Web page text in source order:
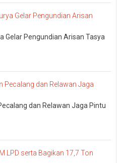
Semangat
“KANTI
Starts
Home”,
2026
Gelar Pengundian Arisan Tasya
dan Relawan Jaga Pintu